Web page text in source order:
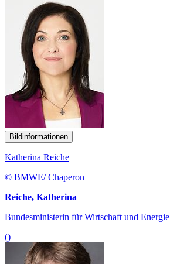
Bildinformationen
Katherina Reiche
© BMWE/ Chaperon
Reiche, Katherina
Bundesministerin für Wirtschaft und Energie
()